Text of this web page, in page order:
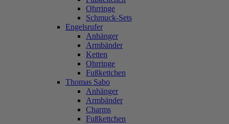
Ohrringe
Schmuck-Sets
Engelsrufer
Anhänger
Armbänder
Ketten
Ohrringe
Fußkettchen
Thomas Sabo
Anhänger
Armbänder
Charms
Fußkettchen